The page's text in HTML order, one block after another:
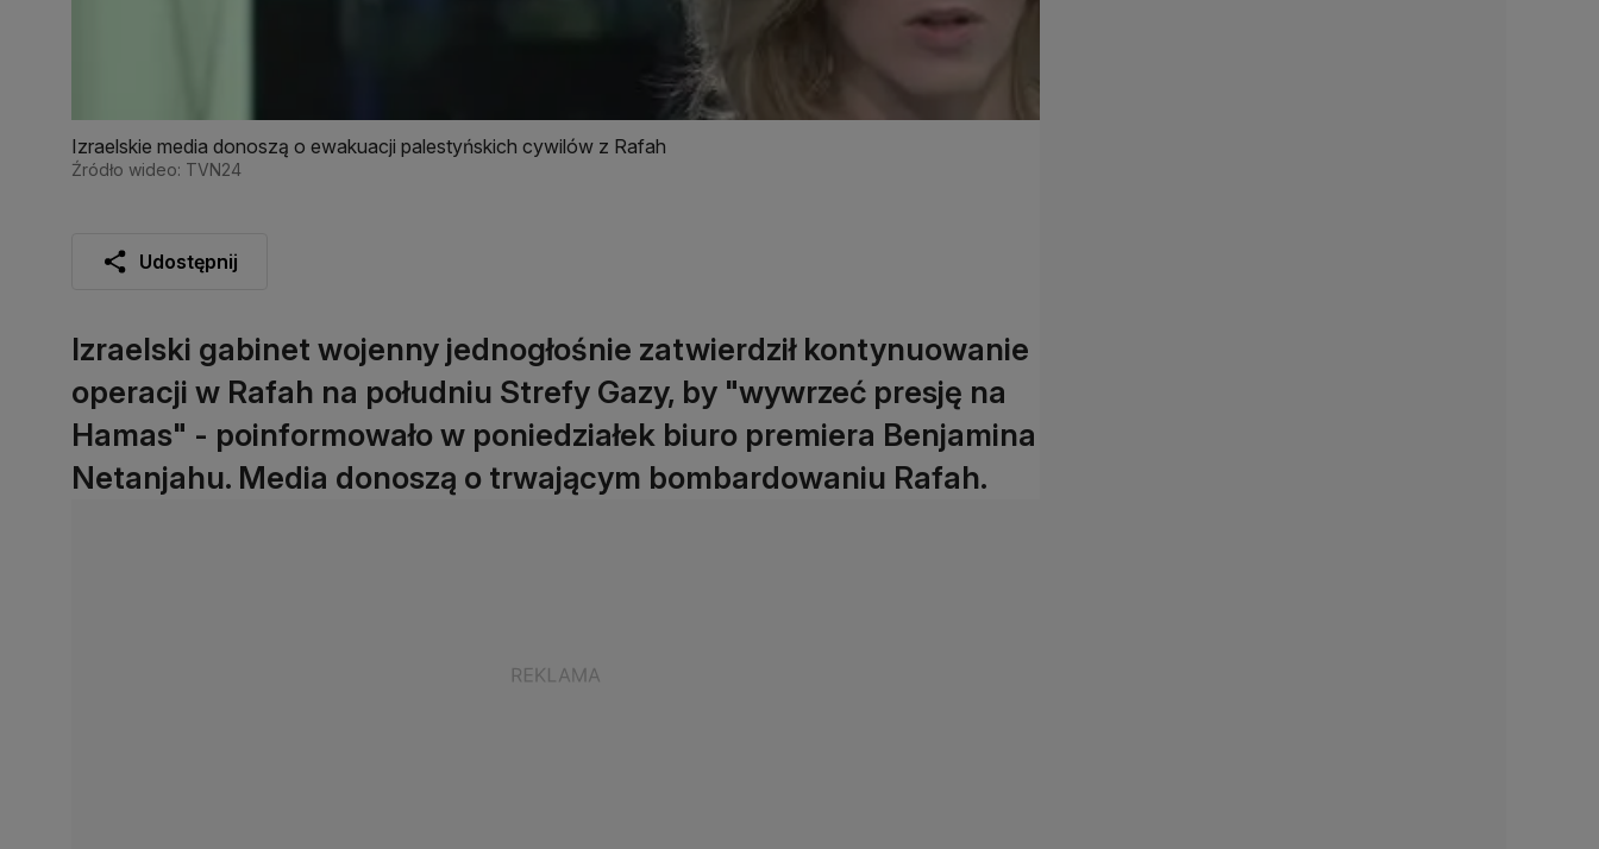
Izraelskie media donoszą o ewakuacji palestyńskich cywilów z Rafah
Źródło wideo: TVN24
Udostępnij
Izraelski gabinet wojenny jednogłośnie zatwierdził kontynuowanie
operacji w Rafah na południu Strefy Gazy, by "wywrzeć presję na
Hamas" - poinformowało w poniedziałek biuro premiera Benjamina
Netanjahu. Media donoszą o trwającym bombardowaniu Rafah.